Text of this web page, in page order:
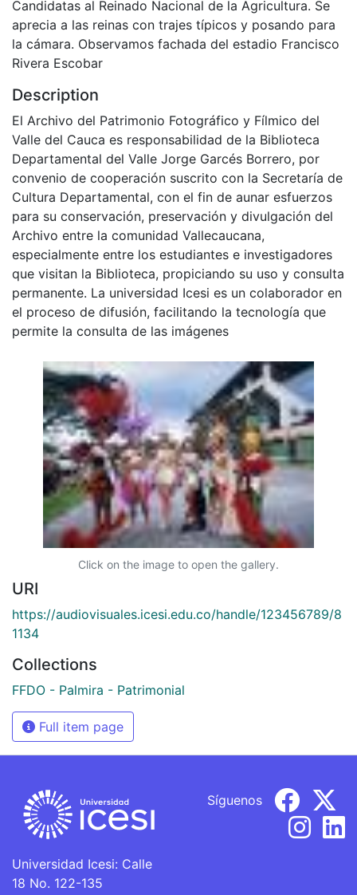
Candidatas al Reinado Nacional de la Agricultura. Se
aprecia a las reinas con trajes típicos y posando para
la cámara. Observamos fachada del estadio Francisco
Rivera Escobar
Description
El Archivo del Patrimonio Fotográfico y Fílmico del
Valle del Cauca es responsabilidad de la Biblioteca
Departamental del Valle Jorge Garcés Borrero, por
convenio de cooperación suscrito con la Secretaría de
Cultura Departamental, con el fin de aunar esfuerzos
para su conservación, preservación y divulgación del
Archivo entre la comunidad Vallecaucana,
especialmente entre los estudiantes e investigadores
que visitan la Biblioteca, propiciando su uso y consulta
permanente. La universidad Icesi es un colaborador en
el proceso de difusión, facilitando la tecnología que
permite la consulta de las imágenes
Click on the image to open the gallery.
URI
https://audiovisuales.icesi.edu.co/handle/123456789/8
1134
Collections
FFDO - Palmira - Patrimonial
Full item page
Universidad Icesi: Calle
18 No. 122-135
Síguenos